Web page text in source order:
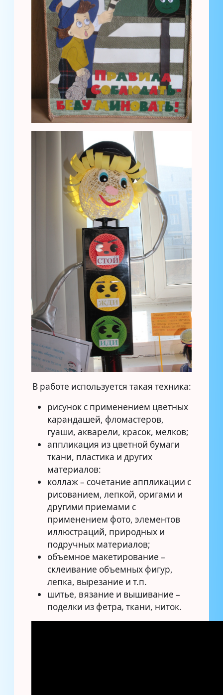
В работе используется такая техника:
рисунок с применением цветных
карандашей, фломастеров,
гуаши, акварели, красок, мелков;
аппликация из цветной бумаги
ткани, пластика и других
материалов:
коллаж – сочетание аппликации с
рисованием, лепкой, оригами и
другими приемами с
применением фото, элементов
иллюстраций, природных и
подручных материалов;
объемное макетирование –
склеивание объемных фигур,
лепка, вырезание и т.п.
шитье, вязание и вышивание –
поделки из фетра, ткани, ниток.